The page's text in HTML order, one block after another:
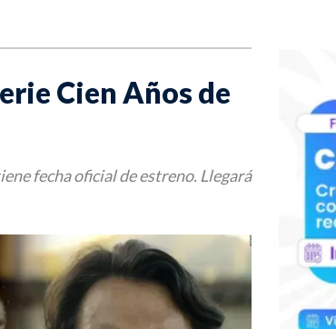
Cien Años de
fecha oficial de estreno. Llegará